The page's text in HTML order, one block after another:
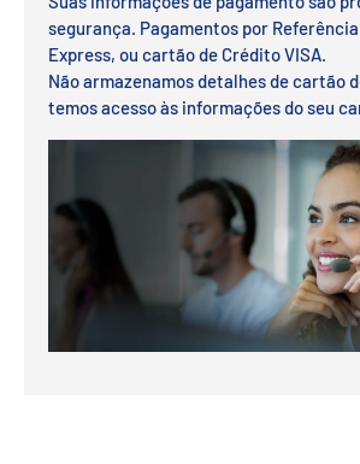
segurança. Pagamentos por
Express, ou cartão de Crédito VISA.
Não armazenamos detalhes de cartão
temos acesso às informações do seu